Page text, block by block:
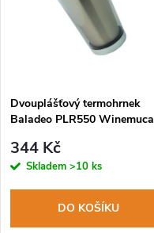
Dvouplášťový termohrnek
Baladeo PLR550 Winemuca
344 Kč
Skladem >10 ks
DO KOŠÍKU